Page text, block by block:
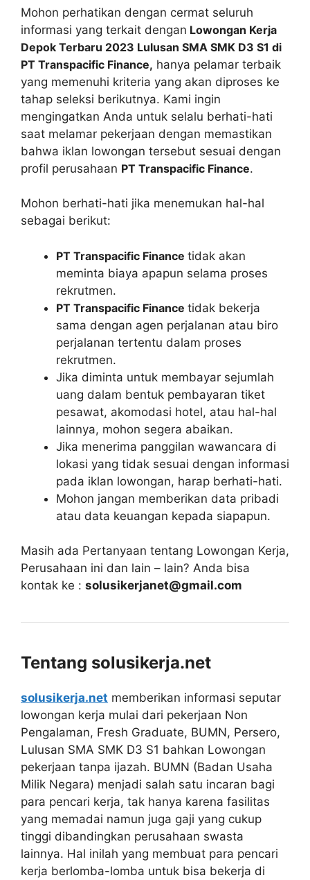
Mohon perhatikan dengan cermat seluruh
informasi yang terkait dengan Lowongan Kerja
Depok Terbaru 2023 Lulusan SMA SMK D3 S1 di
PT Transpacific Finance, hanya pelamar terbaik
yang memenuhi kriteria yang akan diproses ke
tahap seleksi berikutnya. Kami ingin
mengingatkan Anda untuk selalu berhati-hati
saat melamar pekerjaan dengan memastikan
bahwa iklan lowongan tersebut sesuai dengan
profil perusahaan PT Transpacific Finance.
Mohon berhati-hati jika menemukan hal-hal
sebagai berikut:
PT Transpacific Finance tidak akan
meminta biaya apapun selama proses
rekrutmen.
PT Transpacific Finance tidak bekerja
sama dengan agen perjalanan atau biro
perjalanan tertentu dalam proses
rekrutmen.
Jika diminta untuk membayar sejumlah
uang dalam bentuk pembayaran tiket
pesawat, akomodasi hotel, atau hal-hal
lainnya, mohon segera abaikan.
Jika menerima panggilan wawancara di
lokasi yang tidak sesuai dengan informasi
pada iklan lowongan, harap berhati-hati.
Mohon jangan memberikan data pribadi
atau data keuangan kepada siapapun.
Masih ada Pertanyaan tentang Lowongan Kerja,
Perusahaan ini dan lain – lain? Anda bisa
kontak ke : solusikerjanet@gmail.com
Tentang solusikerja.net
solusikerja.net memberikan informasi seputar
lowongan kerja mulai dari pekerjaan Non
Pengalaman, Fresh Graduate, BUMN, Persero,
Lulusan SMA SMK D3 S1 bahkan Lowongan
pekerjaan tanpa ijazah. BUMN (Badan Usaha
Milik Negara) menjadi salah satu incaran bagi
para pencari kerja, tak hanya karena fasilitas
yang memadai namun juga gaji yang cukup
tinggi dibandingkan perusahaan swasta
lainnya. Hal inilah yang membuat para pencari
kerja berlomba-lomba untuk bisa bekerja di